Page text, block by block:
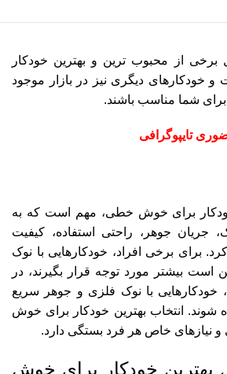
از محبوب‌ ترین و بهترین خودکار
دیگری نیز در بازار موجود
شما مناسب باشند.
تایپوگرافی
خودکار برای خوش خطی، مهم است که به
جریان جوهر، راحتی استفاده، کیفیت
برای برخی افراد، خودکارهایی با نوک
بیشتر مورد توجه قرار بگیرند، در
خودکارهایی با نوک فلزی و جوهر سریع
شوند. انتخاب بهترین خودکار برای خوش
خاص هر فرد بستگی دارد.
بهترین خودکار برای خوش